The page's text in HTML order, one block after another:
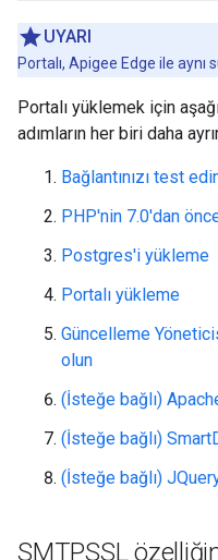
UYARI
Portalı, Apigee Edge ile aynı
Portalı yüklemek için
adımların her biri daha
Bağlantınızı test
PHP'nin 7.0'dan
Postgres'i yükleme
Portalı yükleme
Güncelleme
olun
(İsteğe bağlı)
(İsteğe bağlı)
(İsteğe bağlı)
SMTPSSL